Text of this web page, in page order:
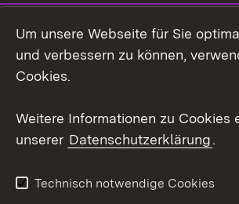
Mastodon
Youtube
Kontakt
Barrierefreiheit
Um unsere Webseite für Sie
und verbessern zu können,
Cookies.
Weitere Informationen zu Cookies
unserer Datenschutzerklärung.
Technisch notwendige Cookies